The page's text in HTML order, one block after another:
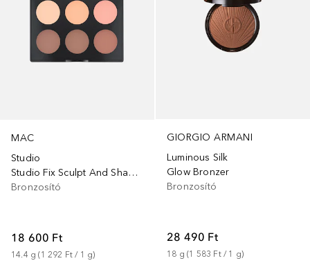
MAC
Studio
Studio Fix Sculpt And Shape Contour Palette
Bronzosító
18 600 Ft
14.4 g (1 292 Ft / 1 g)
GIORGIO ARMANI
Luminous Silk
Glow Bronzer
Bronzosító
28 490 Ft
18 g (1 583 Ft / 1 g)